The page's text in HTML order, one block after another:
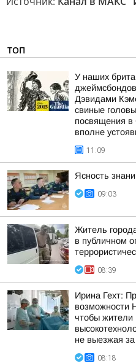
ТОП
У наших
Дэвидами
свиные
посвящения в
вполне
11:09
Ясность
09:03
Житель
в публичном
08:39
Ирина Гехт:
возможности
чтобы жители
не выезжая
08:18